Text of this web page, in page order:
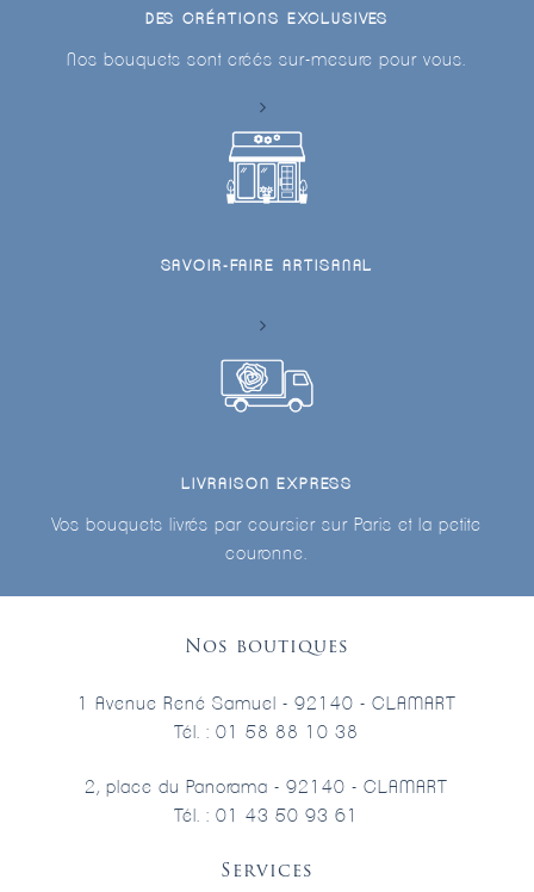
DES CRÉATIONS EXCLUSIVES
Nos bouquets sont créés sur-mesure pour vous.
SAVOIR-FAIRE ARTISANAL
LIVRAISON EXPRESS
Vos bouquets livrés par coursier sur Paris et la petite
couronne.
Nos boutiques
1 Avenue René Samuel - 92140 - CLAMART
Tél. : 01 58 88 10 38
2, place du Panorama - 92140 - CLAMART
Tél. : 01 43 50 93 61
Services